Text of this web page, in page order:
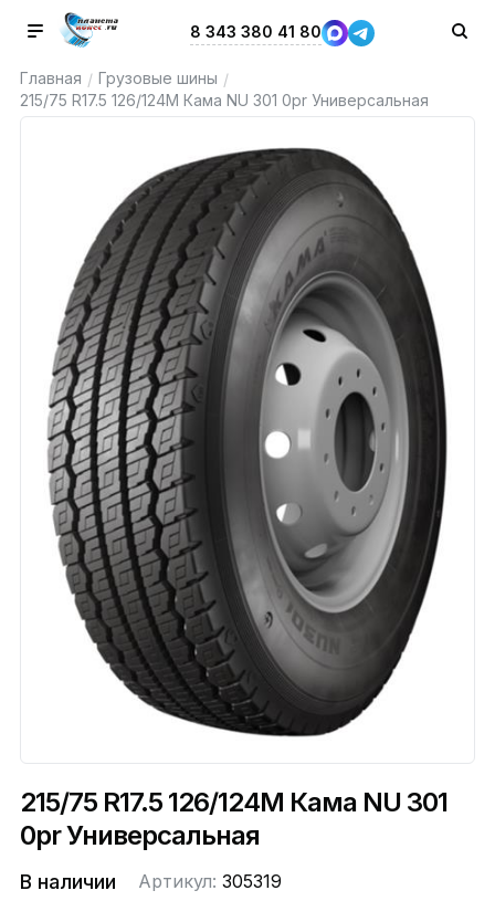
8 343 380 41 80
Главная / Грузовые шины /
215/75 R17.5 126/124M Кама NU 301 0pr Универсальная
215/75 R17.5 126/124M Кама NU 301
0pr Универсальная
В наличии Артикул: 305319